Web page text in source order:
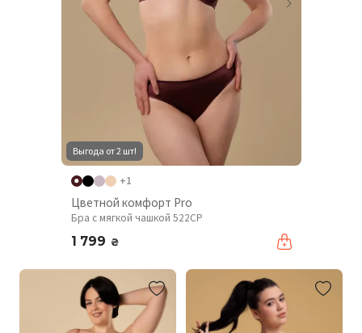
Выгода от 2 шт!
+1
Цветной комфорт Pro
Бра с мягкой чашкой 522CP
1 799 ₴